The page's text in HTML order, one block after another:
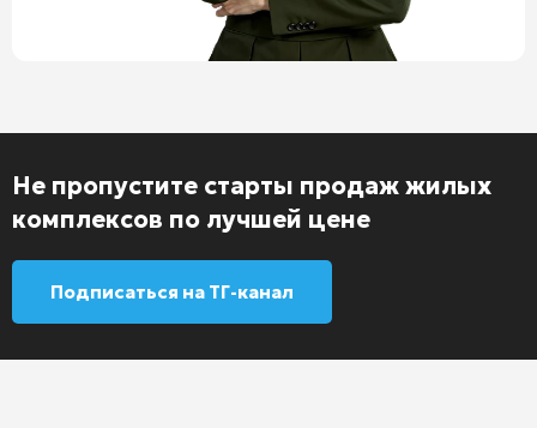
Не пропустите старты продаж жилых
комплексов по лучшей цене
Подписаться на ТГ-канал